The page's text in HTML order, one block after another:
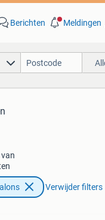
Berichten Meldingen
Verwijder filters